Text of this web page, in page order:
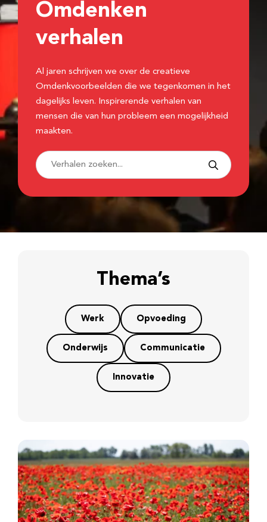
Omdenken
verhalen
Al jaren schrijven we over de creatieve
Omdenkvoorbeelden die we tegenkomen in het
dagelijks leven. Inspirerende verhalen van
mensen die van hun probleem een mogelijkheid
maakten.
Thema’s
Werk Opvoeding
Onderwijs Communicatie
Innovatie